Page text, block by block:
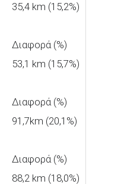
35,4 km (15,2%)
Διαφορά (%)
53,1 km (15,7%)
Διαφορά (%)
91,7km (20,1%)
Διαφορά (%)
88,2 km (18,0%)